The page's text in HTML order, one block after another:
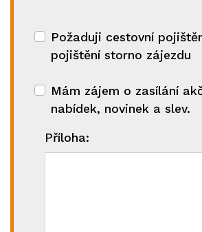
Požaduji cestovní
pojištění storno zájezdu
Mám zájem o zasílání
nabídek, novinek a slev.
Příloha: